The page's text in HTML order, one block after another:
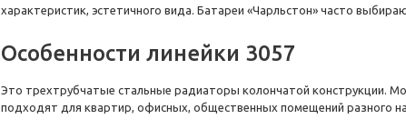
характеристик, эстетичного вида. Батареи «Чарльстон» часто
Особенности линейки 3057
Это трехтрубчатые стальные радиаторы колончатой конструкции.
подходят для квартир, офисных, общественных помещений разного